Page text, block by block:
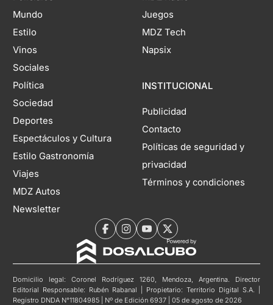
Mundo
Estilo
Vinos
Sociales
Política
Sociedad
Deportes
Espectáculos y Cultura
Estilo Gastronomía
Viajes
MDZ Autos
Newsletter
Juegos
MDZ Tech
Napsix
INSTITUCIONAL
Publicidad
Contacto
Políticas de seguridad y
privacidad
Términos y condiciones
Domicilio legal: Coronel Rodríguez 1260, Mendoza, Argentina. Director
Editorial Responsable: Rubén Rabanal | Propietario: Territorio Digital S.A. |
Registro DNDA N°11804985 | Nº de Edición 6937 | 05 de agosto de 2026